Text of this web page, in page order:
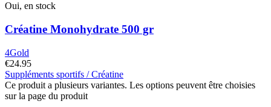
Oui, en stock
Créatine Monohydrate 500 gr
4Gold
€24.95
Suppléments sportifs / Créatine
Ce produit a plusieurs variantes. Les options peuvent être choisies
sur la page du produit